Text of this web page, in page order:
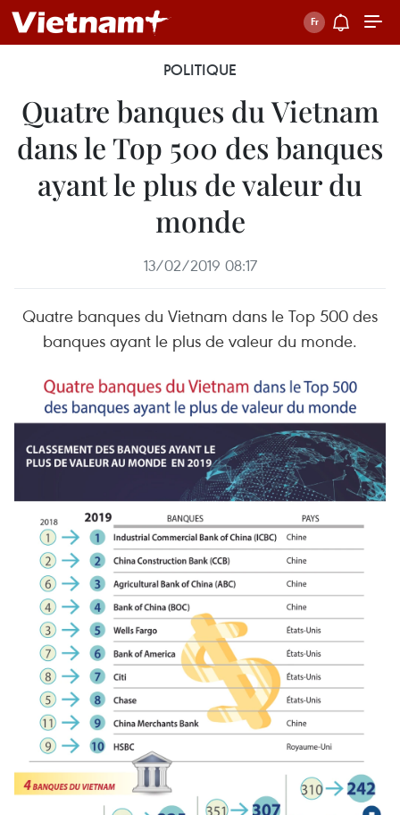
POLITIQUE
Quatre banques du Vietnam
dans le Top 500 des banques
ayant le plus de valeur du
monde
13/02/2019 08:17
Quatre banques du Vietnam dans le Top 500 des
banques ayant le plus de valeur du monde.